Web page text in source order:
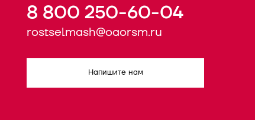
8 800 250-60-04
rostselmash@oaorsm.ru
Напишите нам